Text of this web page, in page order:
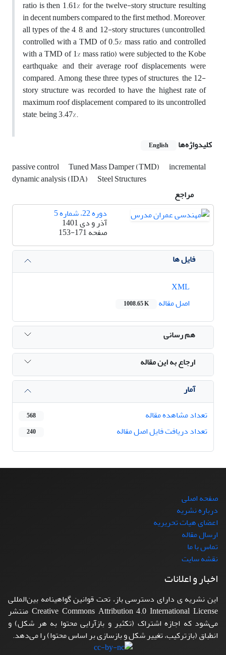
ratio is then 1.61% for the twelve-story structure resulting
in decent numbers compared to the first method. Moreover,
all types of the 4, 8, and 12-story structures (uncontrolled,
controlled with a TMD of 0.5% mass ratio, and controlled
with a TMD of 1% mass ratio) were subjected to the Kobe
earthquake, and their average roof displacements were
compared. Among these three types of structures, the 12-
story structure was recorded to have the highest rate of
maximum roof displacement compared to its uncontrolled
state, being 3.47%.
کلیدواژه‌ها
English
passive control Tuned Mass Damper (TMD)
incremental
dynamic analysis (IDA)
Steel Structures
مراجع
دوره 22، شماره 5
آذر و دی 1401
صفحه153-171
فایل ها
اصل مقاله
1008.65 K
هم رسانی
ارجاع به این مقاله
آمار
تعداد مشاهده مقاله
568
تعداد دریافت فایل اصل مقاله 240
صفحه اصلی
درباره نشریه
اعضای هیات تحریریه
ارسال مقاله
تماس با ما
نقشه سایت
اخبار و اعلانات
این نشریه ی دارای دسترسی باز، تحت قوانین گواهینامه بین‌المللی
Creative Commons Attribution 4.0 International License منتشر
می‌شود که اجازه اشتراک (تکثیر و بازآرایی محتوا به هر شکل) و
انطباق (بازترکیب، تغییر شکل و بازسازی بر اساس محتوا) را می‌دهد.